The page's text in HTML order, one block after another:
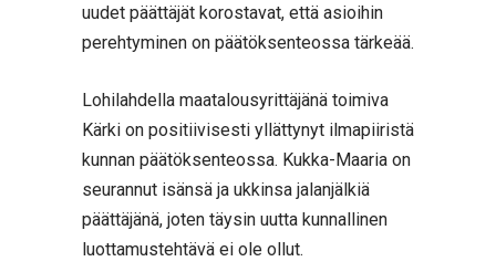
uudet päättäjät korostavat, että asioihin
perehtyminen on päätöksenteossa tärkeää.
Lohilahdella maatalousyrittäjänä toimiva
Kärki on positiivisesti yllättynyt ilmapiiristä
kunnan päätöksenteossa. Kukka-Maaria on
seurannut isänsä ja ukkinsa jalanjälkiä
päättäjänä, joten täysin uutta kunnallinen
luottamustehtävä ei ole ollut.